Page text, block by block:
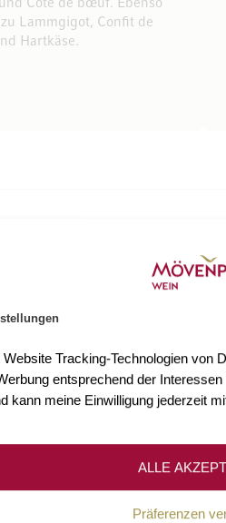
Tracking-Technologien von
entsprechend der
kann meine Einwilligung jederzeit
Präferenzen
ALLE
Côte de bœuf. Ebenso
Lammgigot, Confit de
Hartkäse.
Wein